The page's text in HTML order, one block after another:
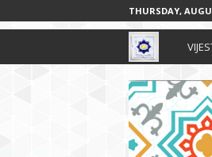
THURSDAY,
r
a
n